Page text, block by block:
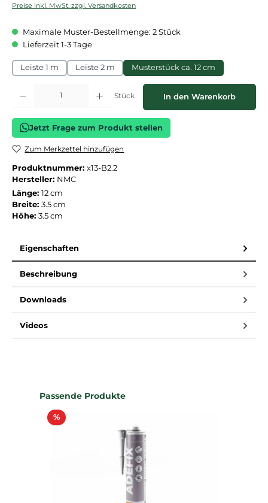
Preise inkl. MwSt. zzgl. Versandkosten
Maximale Muster-Bestellmenge: 2 Stück
Lieferzeit 1-3 Tage
Leiste 1 m Leiste 2 m Musterstück ca. 12 cm
Produkt Anzahl: Gib den gewünschten Wert ein oder benutze die
Stück In den Warenkorb
Jetzt Frage zum Produkt stellen
Zum Merkzettel hinzufügen
Produktnummer: x13-B2.2
Hersteller: NMC
Länge: 12 cm
Breite: 3.5 cm
Höhe: 3.5 cm
Eigenschaften
Beschreibung
Downloads
Videos
Produktgalerie überspringen
Passende Produkte
%Rabatt